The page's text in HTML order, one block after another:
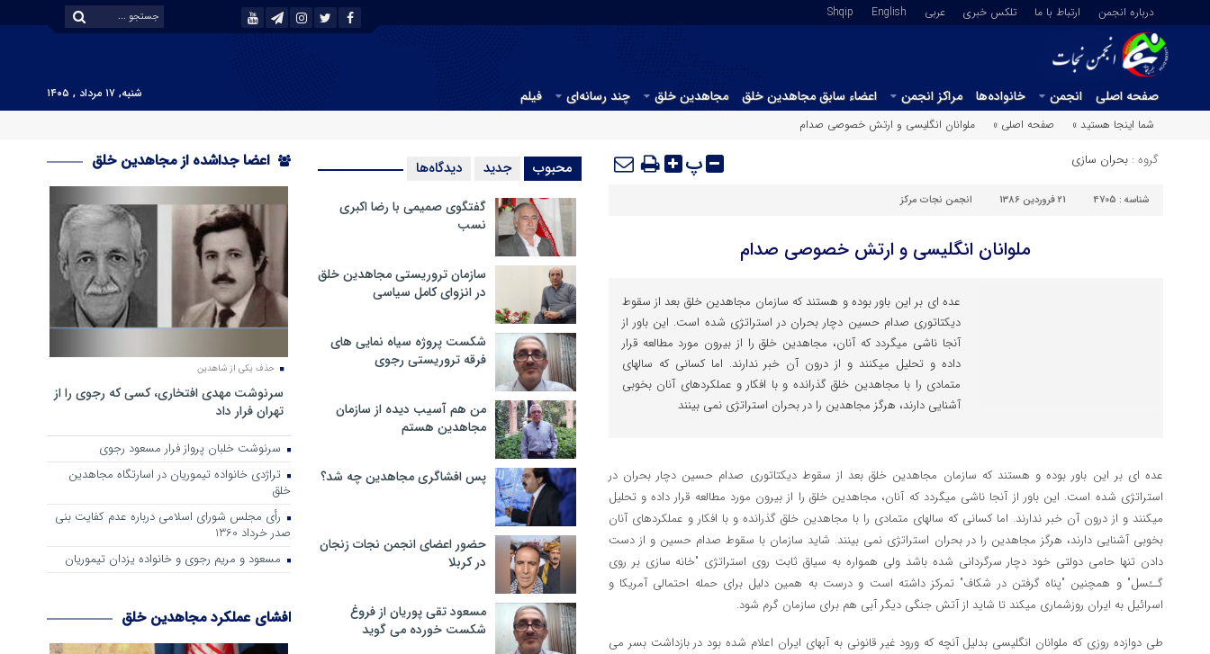
درباره انجمن ارتباط با ما تلکس خبری عربي English
Shqip
صفحه اصلی انجمن خانواده‌ها مراکز انجمن اعضاء سابق مجاهدین خلق مجاهدین خلق چند رسانه‌ای فیلم
شنبه, ۱۷ مرداد , ۱۴۰۵
شما اینجا هستید »
صفحه اصلی » ملوانان انگلیسی و ارتش خصوصی صدام
گروه : بحران سازی پ
شناسه : 4705 21 فروردین 1386 انجمن نجات مرکز
ملوانان انگلیسی و ارتش خصوصی صدام
عده ای بر این باور بوده و هستند که سازمان مجاهدین خلق بعد از سقوط
دیکتاتوری صدام حسین دچار بحران در استراتژی شده است. این باور از
آنجا ناشی میگردد که آنان، مجاهدین خلق را از بیرون مورد مطالعه قرار
داده و تحلیل میکنند و از درون آن خبر ندارند. اما کسانی که سالهای
متمادی را با مجاهدین خلق گذرانده و با افکار و عملکردهای آنان بخوبی
آشنایی دارند، هرگز مجاهدین را در بحران استراتژی نمی بینند
عده ای بر این باور بوده و هستند که سازمان مجاهدین خلق بعد از سقوط دیکتاتوری صدام حسین دچار بحران در
استراتژی شده است. این باور از آنجا ناشی میگردد که آنان، مجاهدین خلق را از بیرون مورد مطالعه قرار داده و تحلیل
میکنند و از درون آن خبر ندارند. اما کسانی که سالهای متمادی را با مجاهدین خلق گذرانده و با افکار و عملکردهای آنان
بخوبی آشنایی دارند، هرگز مجاهدین را در بحران استراتژی نمی بینند. شاید سازمان با سقوط صدام حسین و از دست
دادن تنها حامی دولتی خود دچار سرگردانی شده باشد ولی همواره به سیاق ثابت روی استراتژی "خانه سازی بر روی
گــُسل" و همچنین "پناه گرفتن در شکاف" تمرکز داشته است و درست به همین دلیل برای حمله احتمالی آمریکا و
اسرائیل به ایران روزشماری میکند تا شاید از آتش جنگی دیگر آبی هم برای سازمان گرم شود.
طی دوازده روزی که ملوانان انگلیسی بدلیل آنچه که ورود غیر قانونی به آبهای ایران اعلام شده بود در بازداشت بسر می
محبوب جدید دیدگاه‌ها
گفتگوی صمیمی با رضا اکبری
نسب
سازمان تروریستی مجاهدین خلق
در انزوای کامل سیاسی
شکست پروژه سیاه نمایی های
فرقه تروریستی رجوی
من هم آسیب دیده از سازمان
مجاهدین هستم
پس افشاگری مجاهدین چه شد؟
حضور اعضای انجمن نجات زنجان
در کربلا
مسعود تقی پوریان از فروغ
شکست خورده می گوید
اعضا جداشده از مجاهدین خلق
حذف یکی از شاهدین
سرنوشت مهدی افتخاری، کسی که رجوی را از
تهران فرار داد
سرنوشت خلبان پرواز فرار مسعود رجوی
تراژدی خانواده تیموریان در اسارتگاه مجاهدین
خلق
رأی مجلس شورای اسلامی درباره عدم كفایت بنی
صدر خرداد 1360
مسعود و مریم رجوی و خانواده یزدان تیموریان
افشای عملکرد مجاهدین خلق